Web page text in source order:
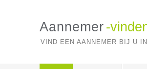
Aannemer -
VIND EEN AANNEMER BIJ U